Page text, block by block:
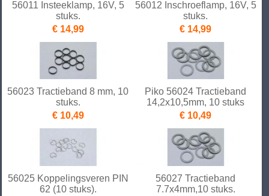
56011 Insteeklamp, 16V, 5
stuks.
€ 14,99
56012 Inschroeflamp, 16V, 5
stuks.
€ 14,99
56023 Tractieband 8 mm, 10
stuks.
€ 10,49
Piko 56024 Tractieband
14,2x10,5mm, 10 stuks
€ 10,49
56025 Koppelingsveren PIN
62 (10 stuks).
56027 Tractieband
7.7x4mm,10 stuks.